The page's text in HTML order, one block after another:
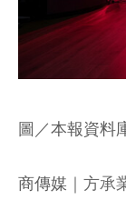
圖／本報資料
商傳媒 ｜方